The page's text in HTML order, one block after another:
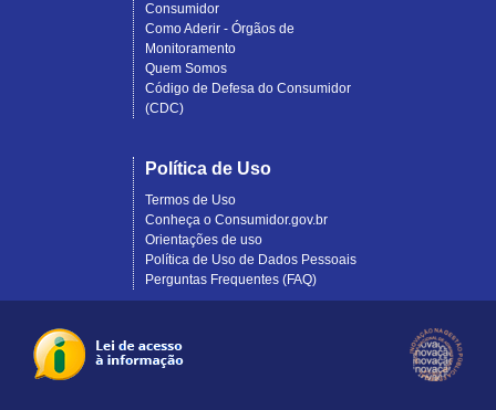
Consumidor
Como Aderir - Órgãos de
Monitoramento
Quem Somos
Código de Defesa do Consumidor
(CDC)
Política de Uso
Termos de Uso
Conheça o Consumidor.gov.br
Orientações de uso
Política de Uso de Dados Pessoais
Perguntas Frequentes (FAQ)